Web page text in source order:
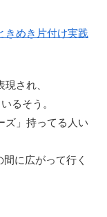
きめき片付け実践
され、
るそう。
ズ」持ってる人い
に広がって行く